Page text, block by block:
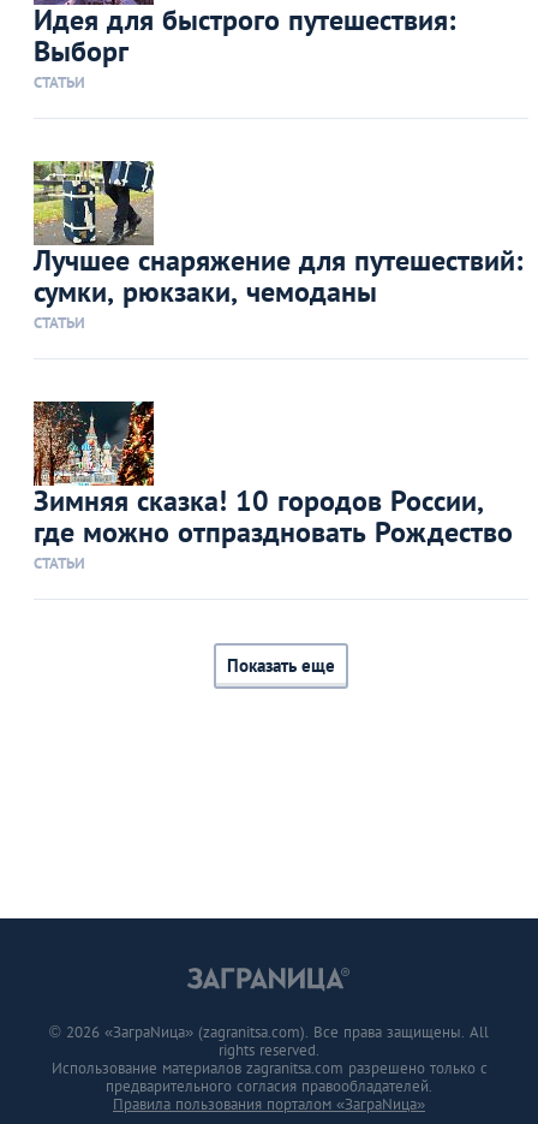
Идея для быстрого путешествия:
Выборг
СТАТЬИ
Лучшее снаряжение для путешествий:
сумки, рюкзаки, чемоданы
СТАТЬИ
Зимняя сказка! 10 городов России,
где можно отпраздновать Рождество
СТАТЬИ
Показать еще
© 2026 «ЗаграNица» (zagranitsa.com). Все права защищены. All
rights reserved.
Использование материалов zagranitsa.com разрешено только с
предварительного согласия правообладателей.
Правила пользования порталом «ЗаграNица»